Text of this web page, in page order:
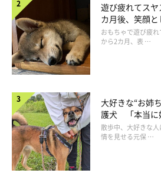
飼い主さん：
「雷が鳴ると以前は外に出たがってし
今はおうちが大好きで、雷が鳴ると自分
するようになりました
今ではすっかりおうちに慣れているき
も飼い主さんは「脱走対策は大切だと
ました。
飼い主さん：
遊び疲れてス
カ月後、笑顔
成長！
おもちゃで遊び疲
から2カ月、表 …
大好きな“お姉
護犬 「本当に
表情にほっこり
散歩中、大好きな
情を見せる元保 …